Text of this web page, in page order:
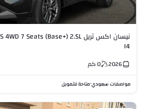
نيسان اكس تريل S 4WD 7 Seats (Base+) 2.5L
I4
2026
0كم
مواصفات سعودي•متاحة للتمويل